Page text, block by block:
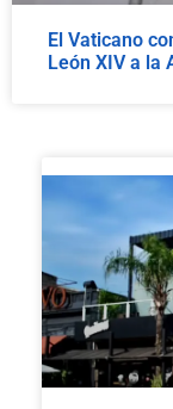
El Vaticano
León XIV a la